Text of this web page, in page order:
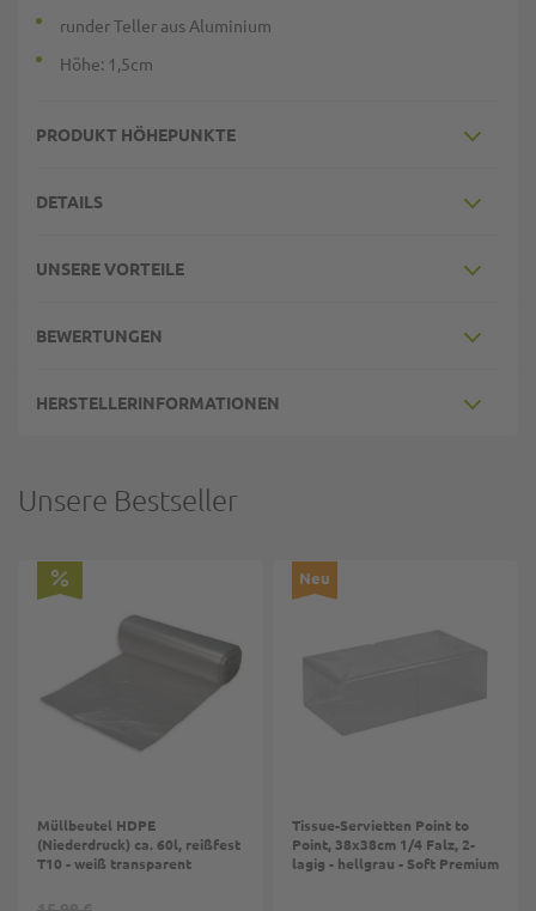
runder Teller aus Aluminium
Höhe: 1,5cm
PRODUKT HÖHEPUNKTE
DETAILS
UNSERE VORTEILE
BEWERTUNGEN
HERSTELLERINFORMATIONEN
Unsere Bestseller
Müllbeutel HDPE
(Niederdruck) ca. 60l, reißfest
T10 - weiß transparent
Neu
Tissue-Servietten Point to
Point, 38x38cm 1/4 Falz, 2-
lagig - hellgrau - Soft Premium